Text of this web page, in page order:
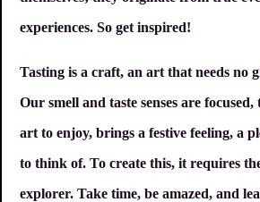
experiences. So get inspired!
Tasting is a craft, an art that needs no
Our smell and taste senses are
art to enjoy, brings a festive feeling, a
to think of. To create this, it requires
explorer. Take time, be amazed, and